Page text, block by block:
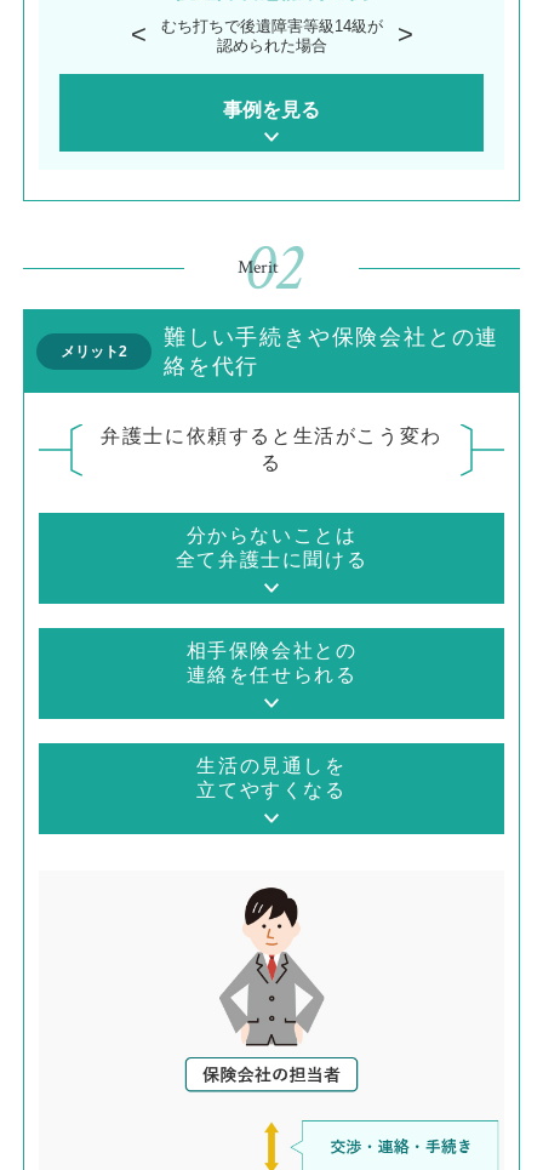
むち打ちで後遺障害等級14級が
認められた場合
事例を見る
Merit
02
メリット2
難しい手続きや保険会社との連
絡を代行
弁護士に依頼すると生活がこう変わ
る
分からないことは
全て弁護士に聞ける
相手保険会社との
連絡を任せられる
生活の見通しを
立てやすくなる